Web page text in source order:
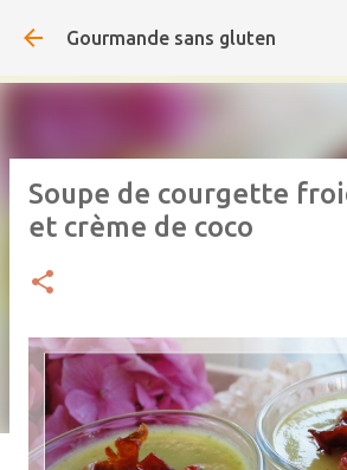
Accéder au contenu
Gourmande sans gluten
Soupe de courgette
et crème de coco